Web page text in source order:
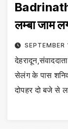
लम्बा जाम
सेलंग के पास
दोपहर दो बजे से